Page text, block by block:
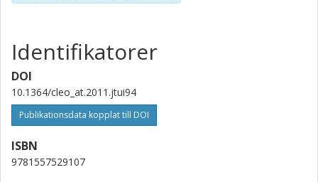
Identifikatorer
DOI
10.1364/cleo_at.2011.jtui94
Publikationsdata kopplat till DOI
ISBN
9781557529107